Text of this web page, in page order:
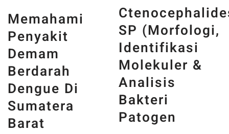
Memahami
Penyakit
Demam
Berdarah
Dengue Di
Sumatera
Barat
SP (Morfologi,
Identifikasi
Molekuler &
Analisis
Bakteri
Patogen